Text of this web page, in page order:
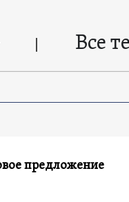
Все
предложение